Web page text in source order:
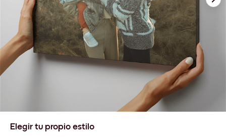
Elegir tu propio estilo